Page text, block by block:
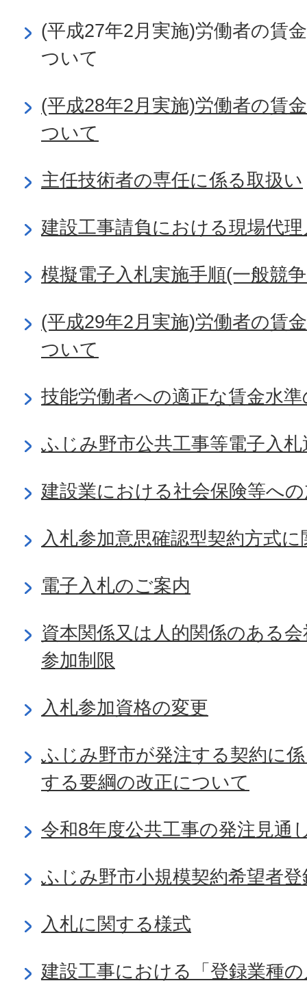
(平成27年2月実施)労働者の賃
ついて
(平成28年2月実施)労働者の賃
ついて
主任技術者の専任に係る取扱い
建設工事請負における現場代
模擬電子入札実施手順(一般競
(平成29年2月実施)労働者の賃
ついて
技能労働者への適正な賃金水
ふじみ野市公共工事等電子入
建設業における社会保険等へ
入札参加意思確認型契約方式
電子入札のご案内
資本関係又は人的関係のある
参加制限
入札参加資格の変更
ふじみ野市が発注する契約に
する要綱の改正について
令和8年度公共工事の発注見通
ふじみ野市小規模契約希望者登
入札に関する様式
建設工事における「登録業種